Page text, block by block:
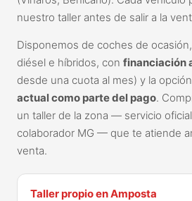
nuestro taller antes de salir a la
Disponemos de coches de
diésel e híbridos, con financiación
desde una cuota al mes) y la
actual como parte del pago.
un taller de la zona — servicio
colaborador MG — que te atiende
venta.
Taller propio en Amposta